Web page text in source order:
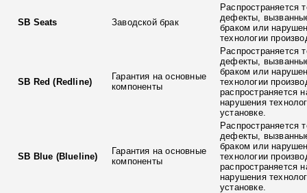
SB Seats Заводской брак
Распространяется
дефекты,
браком или
технологии
SB Red (Redline)
Гарантия на основные
компоненты
Распространяется
дефекты,
браком или
технологии
распространяется
нарушения
установке.
SB Blue (Blueline)
Гарантия на основные
компоненты
Распространяется
дефекты,
браком или
технологии
распространяется
нарушения
установке.